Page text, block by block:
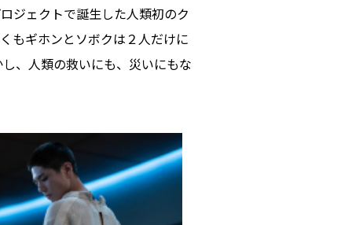
ジェクトで誕⽣した⼈類初のク
もギホンとソボクは２⼈だけに
、⼈類の救いにも、災いにもな